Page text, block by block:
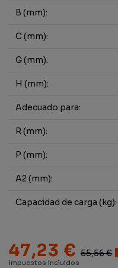
B (mm):
C (mm):
G (mm):
H (mm):
Adecuado para:
R (mm):
P (mm):
A2 (mm):
Capacidad de carga (kg):
47,23 € 55,56 €
Impuestos incluidos